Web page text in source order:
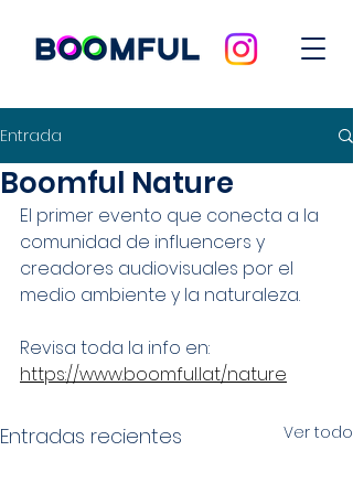
Entrada
Boomful Nature
El primer evento que conecta a la
comunidad de influencers y
creadores audiovisuales por el
medio ambiente y la naturaleza.
Revisa toda la info en:
https://www.boomful.lat/nature
Entradas recientes Ver todo